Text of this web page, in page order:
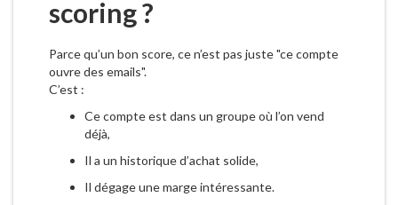
scoring ?
Parce qu’un bon score, ce n’est pas juste "ce compte
ouvre des emails".
C’est :
Ce compte est dans un groupe où l’on vend
déjà,
Il a un historique d’achat solide,
Il dégage une marge intéressante.